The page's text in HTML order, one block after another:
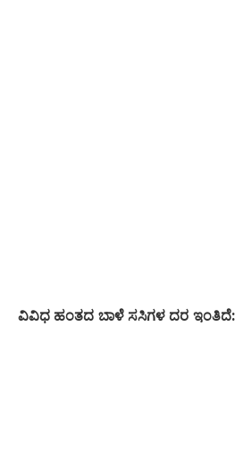
​ವಿವಿಧ ಹಂತದ ಬಾಳೆ ಸಸಿಗಳ ದರ ಇಂತಿದೆ: